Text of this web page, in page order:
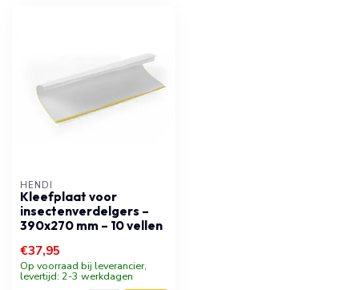
HENDI
Kleefplaat voor
insectenverdelgers –
390x270 mm – 10 vellen
€37,95
Op voorraad bij leverancier,
levertijd: 2-3 werkdagen